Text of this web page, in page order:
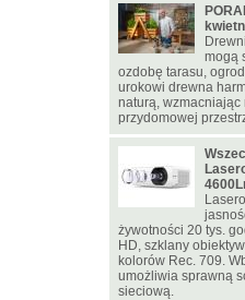
mogą
ozdobę tarasu,
urokowi drewna
naturą,
przydomowej
żywotności 20 tys.
HD, szklany
kolorów Rec. 709.
umożliwia sprawną
sieciową.